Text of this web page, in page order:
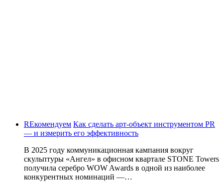
REкомендуем Как сделать арт-объект инструментом PR
— и измерить его эффективность
В 2025 году коммуникационная кампания вокруг
скульптуры «Ангел» в офисном квартале STONE Towers
получила серебро WOW Awards в одной из наиболее
конкурентных номинаций —…